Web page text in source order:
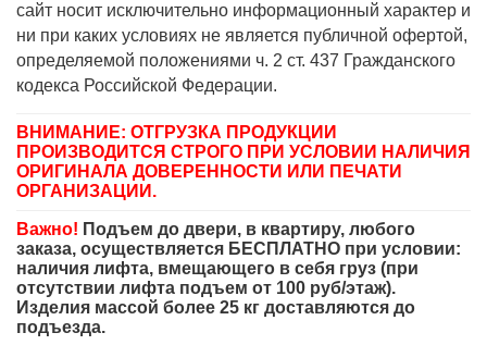
сайт носит исключительно информационный характер и
ни при каких условиях не является публичной офертой,
определяемой положениями ч. 2 ст. 437 Гражданского
кодекса Российской Федерации.
ВНИМАНИЕ: ОТГРУЗКА ПРОДУКЦИИ
ПРОИЗВОДИТСЯ СТРОГО ПРИ УСЛОВИИ НАЛИЧИЯ
ОРИГИНАЛА ДОВЕРЕННОСТИ ИЛИ ПЕЧАТИ
ОРГАНИЗАЦИИ.
Важно! Подъем до двери, в квартиру, любого
заказа, осуществляется БЕСПЛАТНО при условии:
наличия лифта, вмещающего в себя груз (при
отсутствии лифта подъем от 100 руб/этаж).
Изделия массой более 25 кг доставляются до
подъезда.